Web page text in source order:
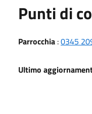
Punti di
Parrocchia :0345
Ultimo